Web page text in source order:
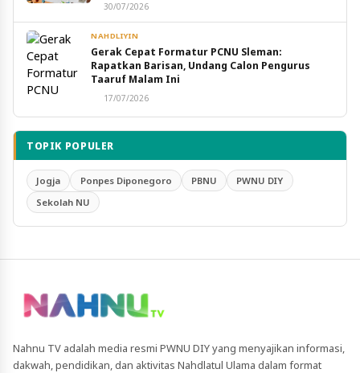
30/07/2026
NAHDLIYIN
Gerak Cepat Formatur PCNU Sleman:
Rapatkan Barisan, Undang Calon Pengurus
Taaruf Malam Ini
17/07/2026
TOPIK POPULER
Jogja Ponpes Diponegoro PBNU
PWNU DIY
Sekolah NU
Nahnu TV adalah media resmi PWNU DIY yang menyajikan informasi,
dakwah, pendidikan, dan aktivitas Nahdlatul Ulama dalam format